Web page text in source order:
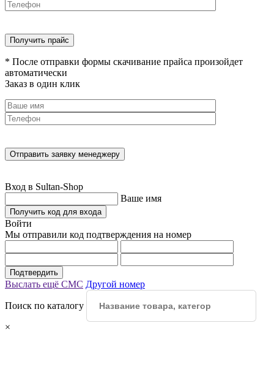
* После отправки формы скачивание прайса произойдет
автоматически
Заказ в один клик
Вход в Sultan-Shop
Ваше имя
Получить код для входа
Войти
Мы отправили код подтверждения на номер
Подтвердить
Выслать ещё СМС Другой номер
Поиск по каталогу
×